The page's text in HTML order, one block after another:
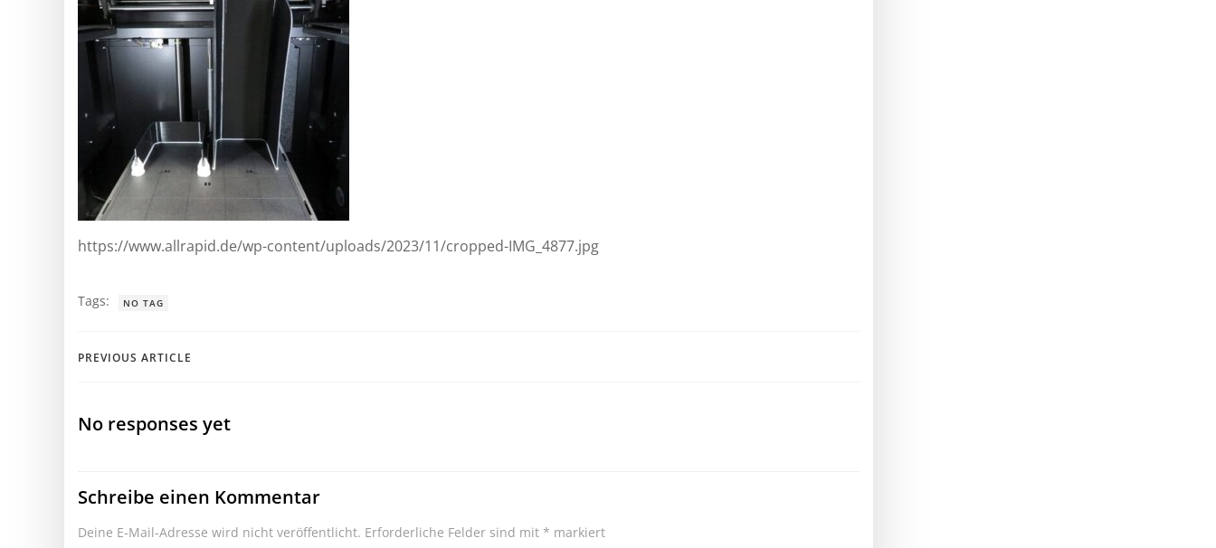
https://www.allrapid.de/wp-content/uploads/2023/11/cropped-IMG_4877.jpg
Tags: NO TAG
Post
PREVIOUS ARTICLE
No responses yet
Schreibe einen Kommentar
Deine E-Mail-Adresse wird nicht veröffentlicht. Erforderliche Felder sind mit * markiert